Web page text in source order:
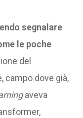
segnalare
le poche
del
campo dove già,
aveva